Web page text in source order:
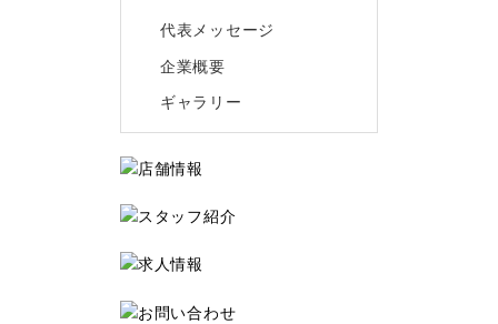
代表メッセージ
企業概要
ギャラリー